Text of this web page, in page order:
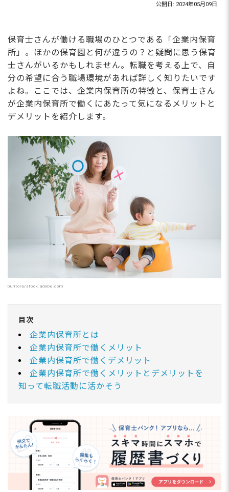
公開日: 2024年05月09日
保育士さんが働ける職場のひとつである「企業内保育
所」。ほかの保育園と何が違うの？と疑問に思う保育
士さんがいるかもしれません。転職を考える上で、自
分の希望に合う職場環境があれば詳しく知りたいです
よね。ここでは、企業内保育所の特徴と、保育士さん
が企業内保育所で働くにあたって気になるメリットと
デメリットを紹介します。
buritora/stock.adobe.com
目次
企業内保育所とは
企業内保育所で働くメリット
企業内保育所で働くデメリット
企業内保育所で働くメリットとデメリットを
知って転職活動に活かそう